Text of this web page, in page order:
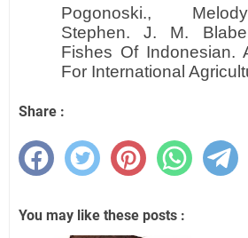
Pogonoski.,
Stephen. J. M.
Fishes Of Indonesian.
For International
Share :
You may like these posts :